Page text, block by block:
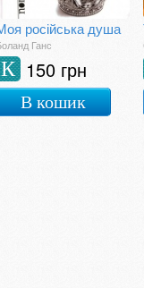
російська душа
Ганс
150 грн
К
В кошик